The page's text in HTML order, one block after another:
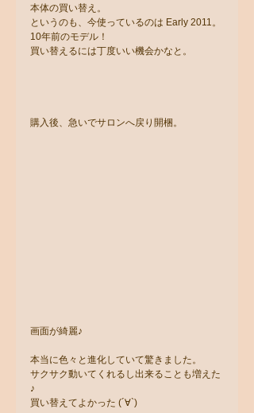
本体の買い替え。
というのも、今使っているのは Early 2011。
10年前のモデル！
買い替えるには丁度いい機会かなと。
購入後、急いでサロンへ戻り開梱。
画面が綺麗♪
本当に色々と進化していて驚きました。
サクサク動いてくれるし出来ることも増えた
♪
買い替えてよかった (´∀`)